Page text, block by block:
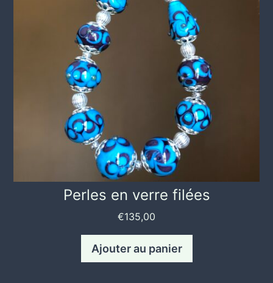
Perles en verre filées
€135,00
Ajouter au panier